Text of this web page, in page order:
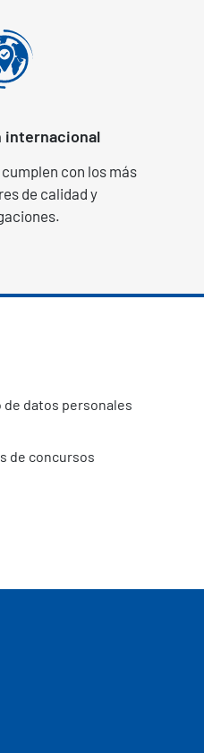
con los más
de calidad y
datos personales
de concursos